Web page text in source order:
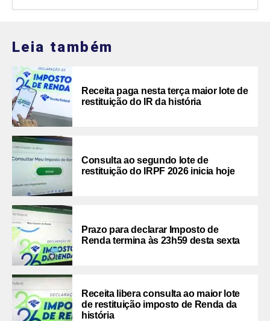
Leia também
Receita paga nesta terça maior lote de
restituição do IR da história
Consulta ao segundo lote de
restituição do IRPF 2026 inicia hoje
Prazo para declarar Imposto de
Renda termina às 23h59 desta sexta
Receita libera consulta ao maior lote
de restituição imposto de Renda da
história